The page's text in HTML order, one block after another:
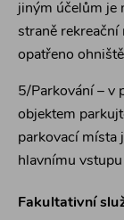
jiným účelům je
straně rekreační
opatřeno
5/Parkování – v
objektem
parkovací místa
hlavnímu
Fakultativní